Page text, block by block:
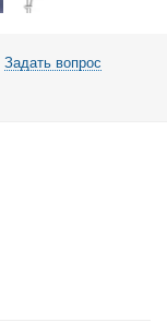
Задать вопрос